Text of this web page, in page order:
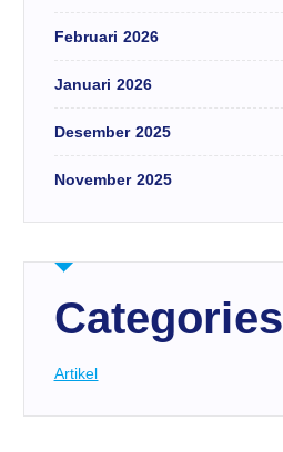
Februari 2026
Januari 2026
Desember 2025
November 2025
Categories
Artikel